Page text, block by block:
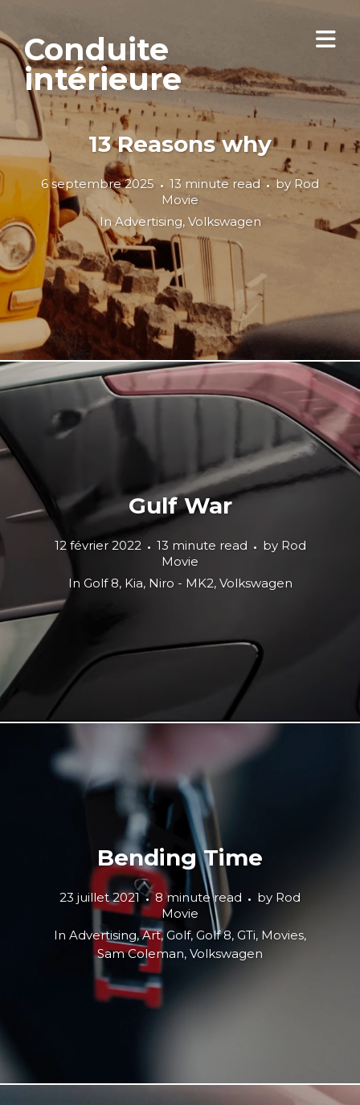
Conduite
intérieure
13 Reasons why
6 septembre 2025 13 minute read by Rod
Movie
InAdvertising, Volkswagen
Gulf War
12 février 2022 13 minute read by Rod
Movie
In Golf 8, Kia, Niro - MK2, Volkswagen
Bending Time
23 juillet 2021 8 minute read by Rod
Movie
In Advertising,Art, Golf, Golf 8, GTi, Movies,
Sam Coleman, Volkswagen